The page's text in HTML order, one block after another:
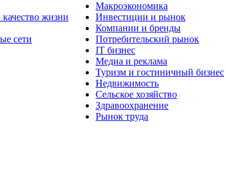
качество жизни
сети
Макроэкономика
Инвестиции и рынок
Компании и бренды
Потребительский рынок
IT бизнес
Медиа и реклама
Туризм и гостиничный бизнес
Недвижимость
Сельское хозяйство
Здравоохранение
Рынок труда